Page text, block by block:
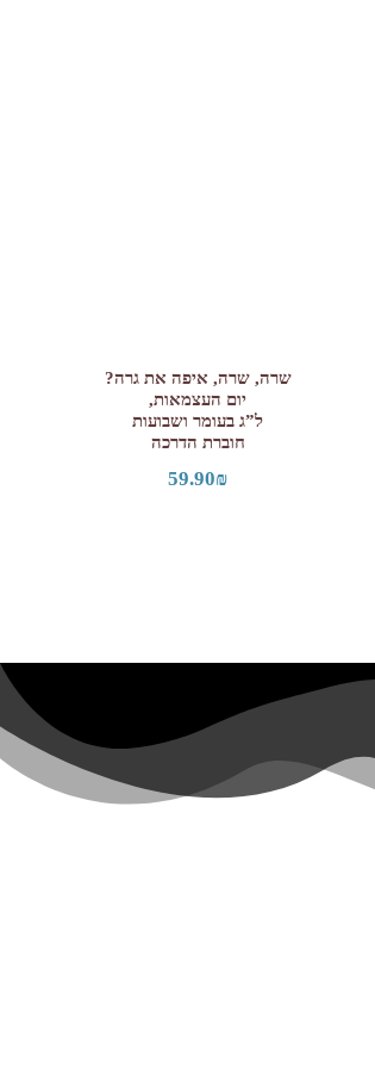
שרה, שרה, איפה את גרה?
יום העצמאות,
ל”ג בעומר ושבועות
חוברת הדרכה
59.90₪